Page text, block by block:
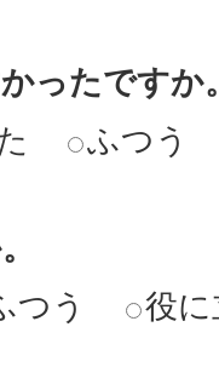
ったですか
ふつう
つう 役